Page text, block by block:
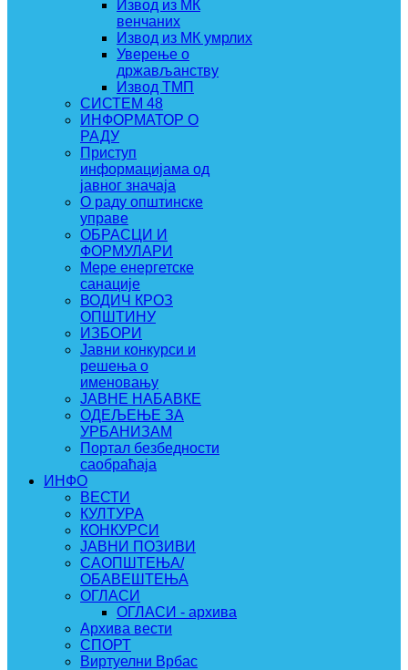
Извод из МК
венчаних
Извод из МК умрлих
Уверење о
држављанству
Извод ТМП
СИСТЕМ 48
ИНФОРМАТОР О
РАДУ
Приступ
информацијама од
јавног значаја
О раду општинске
управе
ОБРАСЦИ И
ФОРМУЛАРИ
Мере енергетске
санације
ВОДИЧ КРОЗ
ОПШТИНУ
ИЗБОРИ
Јавни конкурси и
решења о
именовању
ЈАВНЕ НАБАВКЕ
ОДЕЉЕЊЕ ЗА
УРБАНИЗАМ
Портал безбедности
саобраћаја
ИНФО
ВЕСТИ
КУЛТУРА
КОНКУРСИ
ЈАВНИ ПОЗИВИ
САОПШТЕЊА/
ОБАВЕШТЕЊА
ОГЛАСИ
ОГЛАСИ - архива
Архива вести
СПОРТ
Виртуелни Врбас